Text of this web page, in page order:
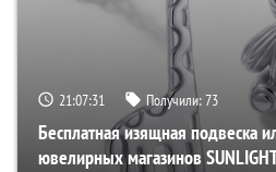
21:07:31 Получили:73
Бесплатная изящная подвеска
ювелирных магазинов